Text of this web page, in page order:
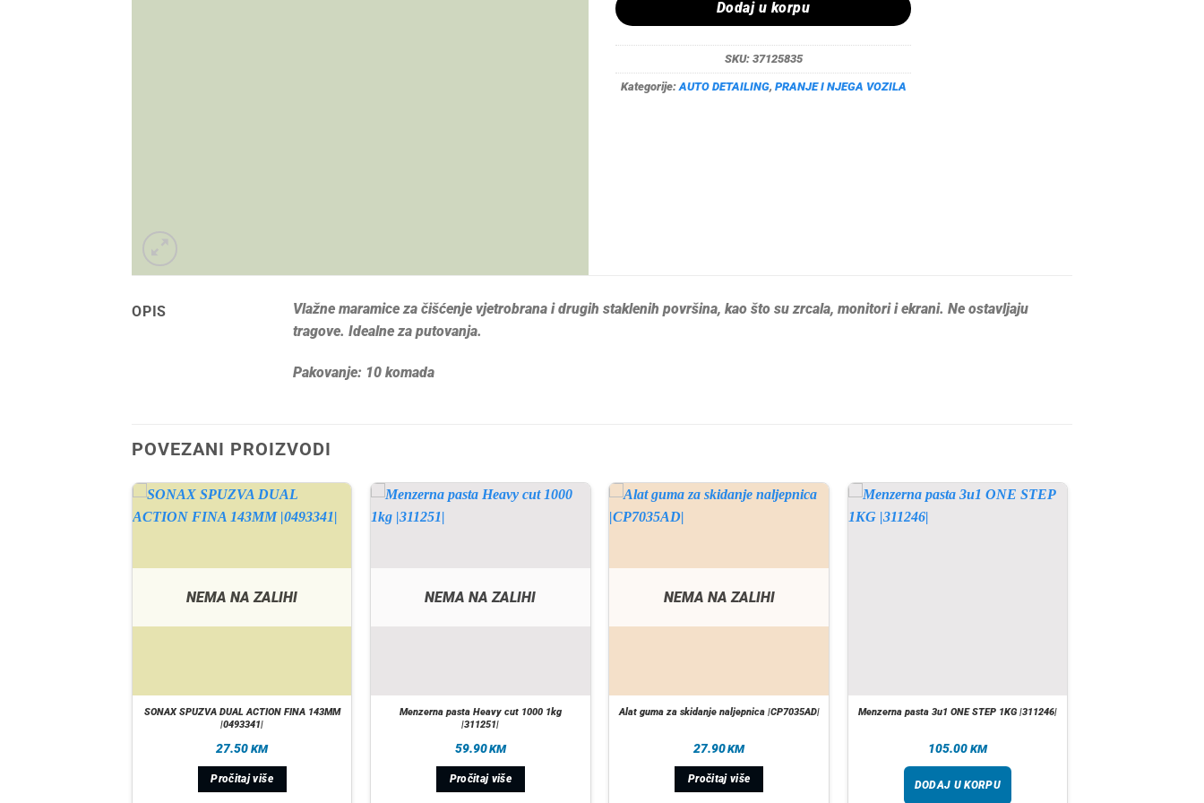
Dodaj u korpu
SKU: 37125835
Kategorije: AUTO DETAILING, PRANJE I NJEGA VOZILA
OPIS
Vlažne maramice za čišćenje vjetrobrana i drugih staklenih površina, kao što su zrcala, monitori i ekrani. Ne ostavljaju
tragove. Idealne za putovanja.
Pakovanje: 10 komada
POVEZANI PROIZVODI
NEMA NA ZALIHI
SONAX SPUZVA DUAL ACTION FINA 143MM
|0493341|
27.50 KM
Pročitaj više
NEMA NA ZALIHI
Menzerna pasta Heavy cut 1000 1kg
|311251|
59.90KM
Pročitaj više
NEMA NA ZALIHI
Alat guma za skidanje naljepnica |CP7035AD|
27.90KM
Pročitaj više
Menzerna pasta 3u1 ONE STEP 1KG |311246|
105.00 KM
DODAJ U KORPU